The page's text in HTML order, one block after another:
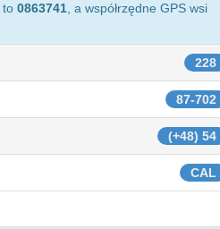
to 0863741 , a współrzędne GPS wsi
228
87-702
(+48) 54
CAL